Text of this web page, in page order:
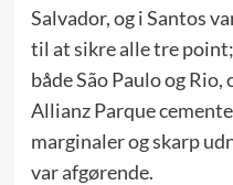
Salvador, og i Santos
til at sikre alle tre
både São Paulo og Rio,
Allianz Parque
marginaler og skarp
var afgørende.